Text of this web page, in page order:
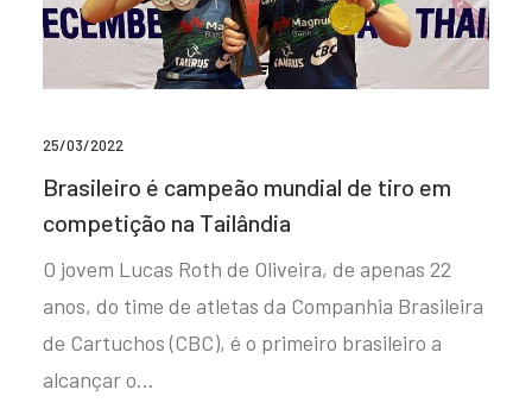
25/03/2022
Brasileiro é campeão mundial de tiro em
competição na Tailândia
O jovem Lucas Roth de Oliveira, de apenas 22
anos, do time de atletas da Companhia Brasileira
de Cartuchos (CBC), é o primeiro brasileiro a
alcançar o…